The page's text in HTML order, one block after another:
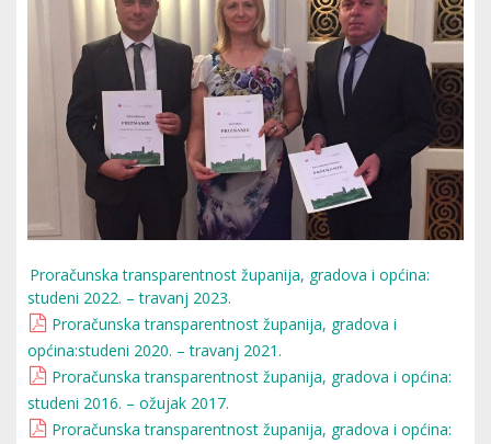
Proračunska transparentnost županija, gradova i općina:
studeni 2022. – travanj 2023.
Proračunska transparentnost županija, gradova i
općina:studeni 2020. – travanj 2021.
Proračunska transparentnost županija, gradova i općina:
studeni 2016. – ožujak 2017.
Proračunska transparentnost županija, gradova i općina: